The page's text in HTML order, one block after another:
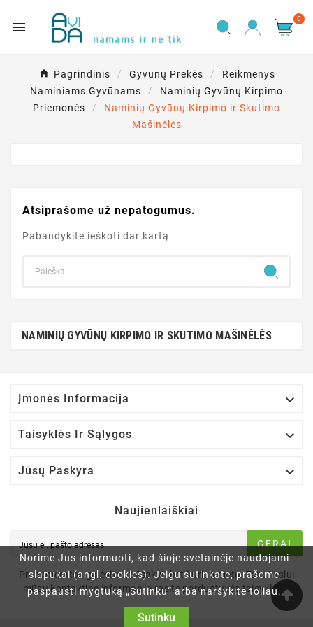
Norime Jus informuoti, kad šioje svetainėje naudojami
slapukai (angl. cookies). Jeigu sutinkate, prašome
paspausti mygtuką „Sutinku“ arba naršykite toliau.
Sutinku

0
Pagrindinis Gyvūnų Prekės
Reikmenys
Naminiams Gyvūnams
Naminių Gyvūnų Kirpimo
Priemonės
Naminių Gyvūnų Kirpimo ir Skutimo
Mašinėlės
Atsiprašome už nepatogumus.
Pabandykite ieškoti dar kartą
NAMINIŲ GYVŪNŲ KIRPIMO IR SKUTIMO MAŠINĖLĖS
Įmonės Informacija 
Taisyklės Ir Sąlygos 
Jūsų Paskyra 
Naujienlaiškiai
GERAI
Prenumeratos galėsite atsisakyti bet kuriuo metu. Tam tikslui
mūsų kontaktinę informaciją rasite parduotuvės taisyklėse.